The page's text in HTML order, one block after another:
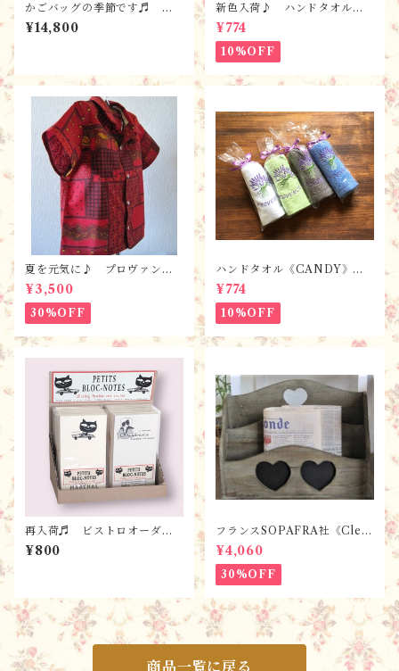
かごバッグの季節です♬ フ
ランス直輸入 かごバッグ【S
-C】 ハンドメイド・パニ
¥14,800
新色入荷♪ ハンドタオル《C
ANDY》オリーブ【全7色】
/ フランスTisssus-Tosell
i社 フランスのお土産・プロ
ヴァンス
¥774
10%OFF
夏を元気に♪ プロヴァンス
プリント・フランス製こども
服 ！男児シャツ･アロハプロヴ
ァンス 100サイズ完成品・１
点限り/ギフトにもおすすめ！
¥3,500
30%OFF
ハンドタオル《CANDY》ラ
ベンダー【全7色】 / フラン
スTisssus-Toselli社 フラン
スのお土産／プロヴァンス
¥774
10%OFF
再入荷♬ ビストロオーダー
帳 2冊セット（全６種類）＊
パリ雑貨 ノート・メモ帳
¥800
フランスSOPAFRA社《Clem
entine Creation》フレンチレ
トロ・シャビーなマガジンラ
ック
¥4,060
30%OFF
商品一覧に戻る